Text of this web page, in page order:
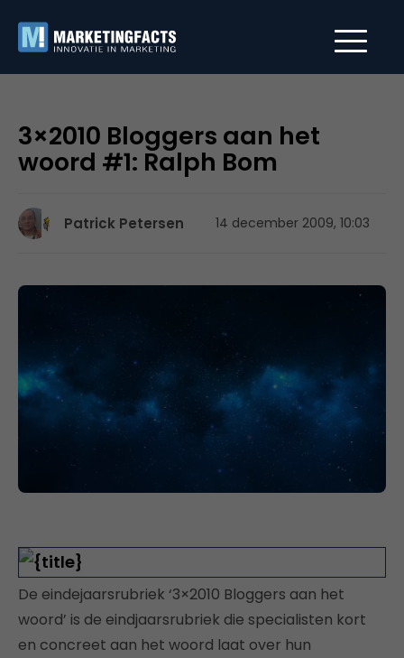
3×2010 Bloggers aan het
woord #1: Ralph Bom
Patrick Petersen 14 december 2009, 10:03
De eindejaarsrubriek ‘3×2010 Bloggers aan het
woord’ is de eindjaarsrubriek die specialisten kort
en concreet aan het woord laat over hun